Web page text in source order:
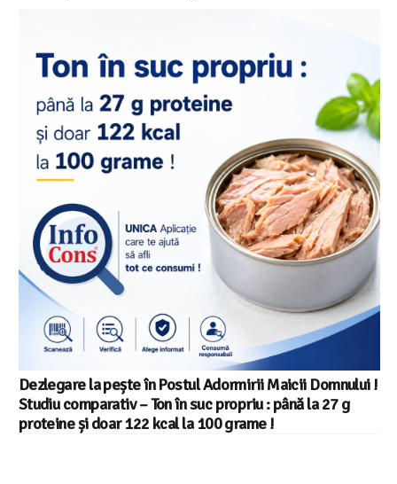
Dezlegare la pește în Postul Adormirii Maicii Domnului !
Studiu comparativ – Ton în suc propriu : până la 27 g
proteine și doar 122 kcal la 100 grame !